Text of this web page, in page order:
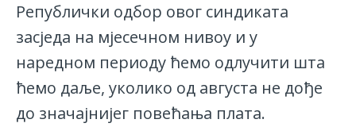
Републички одбор овог синдиката
засједа на мјесечном нивоу и у
наредном периоду ћемо одлучити шта
ћемо даље, уколико од августа не дође
до значајнијег повећања плата.